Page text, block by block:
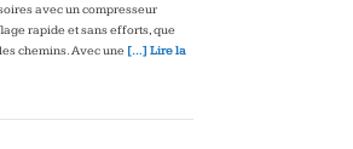
avec un compresseur
rapide et sans efforts, que
chemins. Avec une […] Lire la